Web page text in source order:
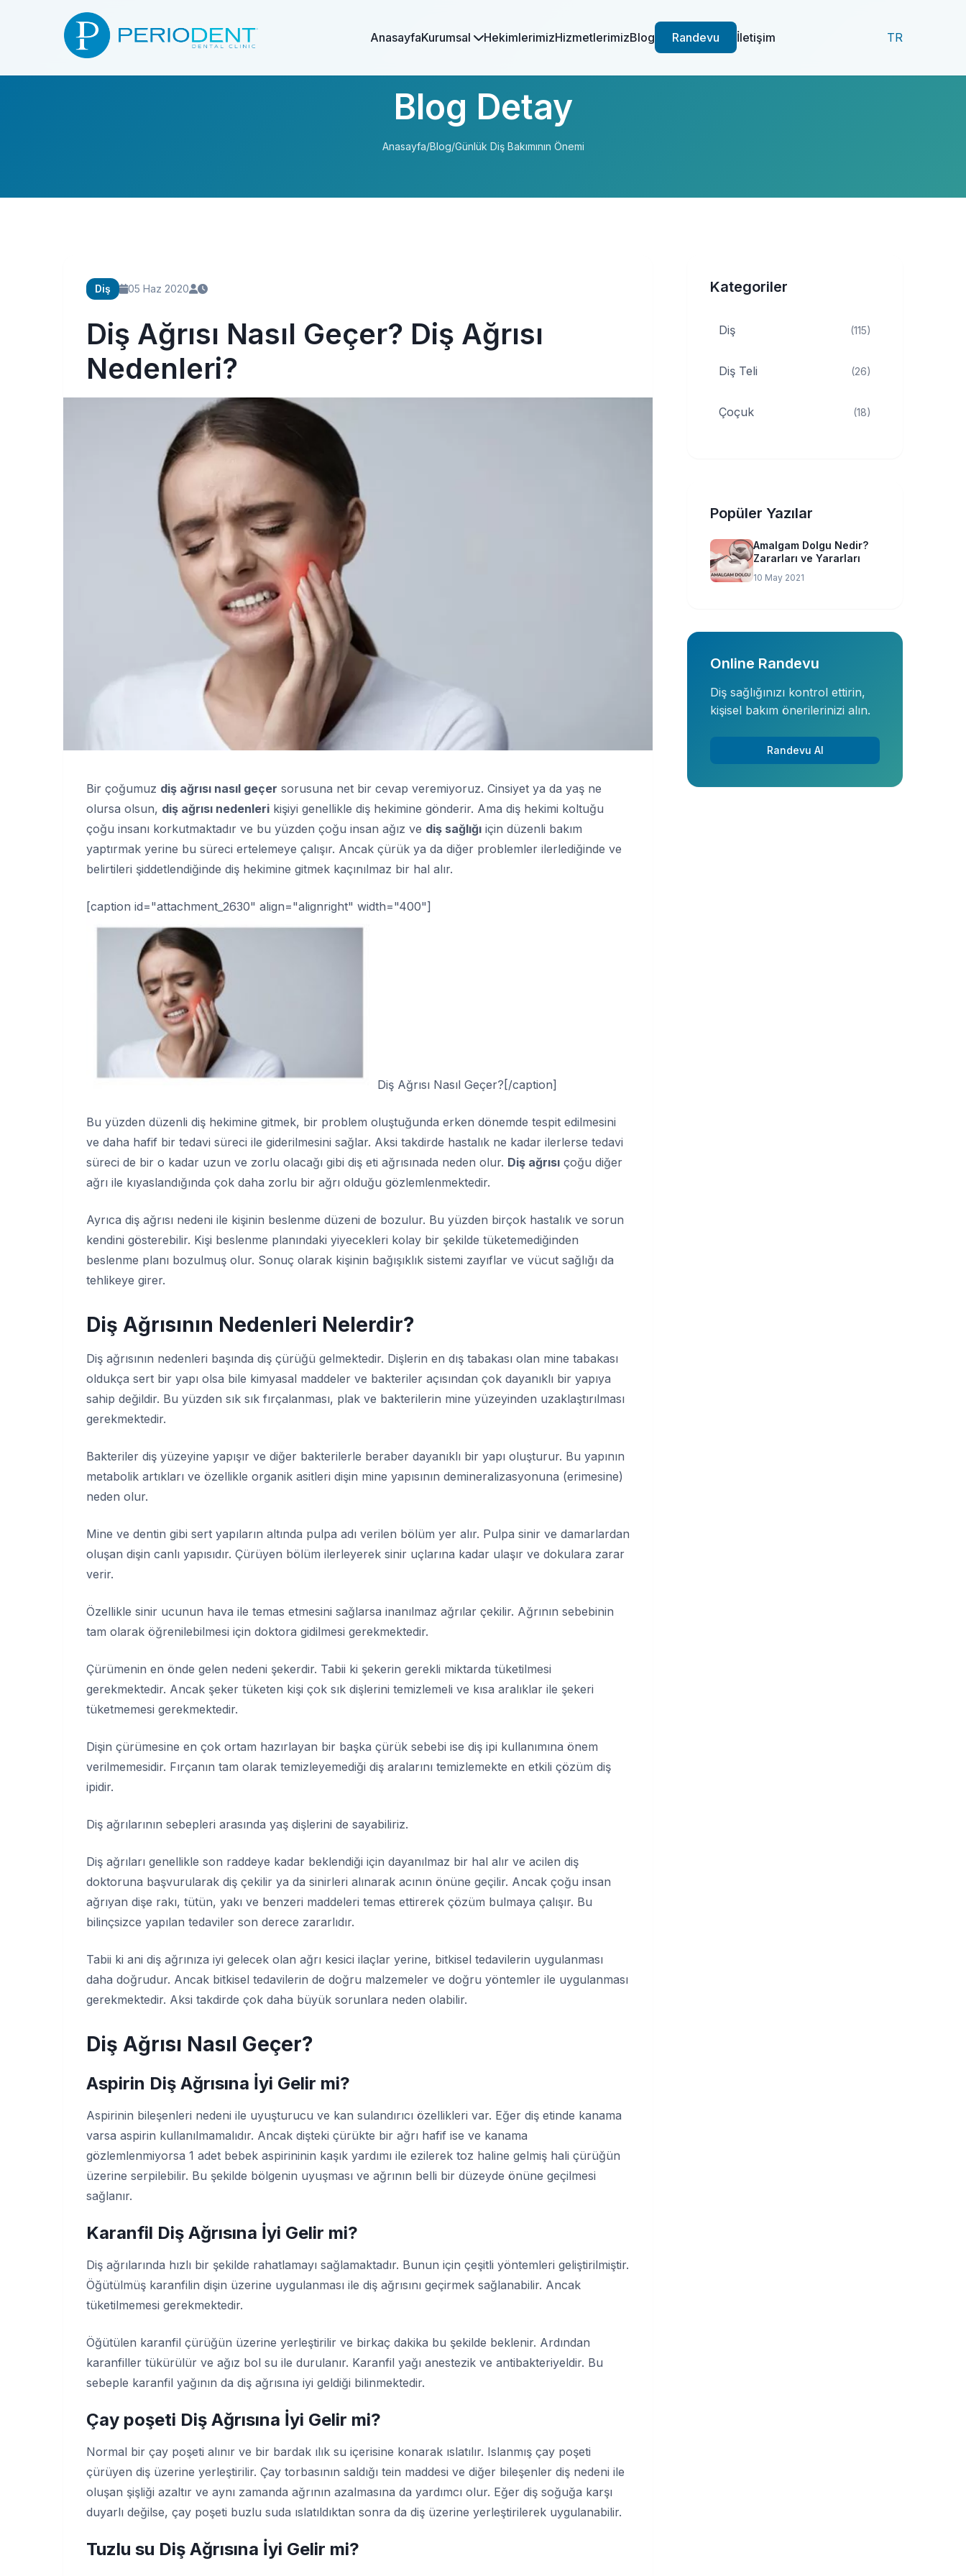
AnasayfaKurumsal HekimlerimizHizmetlerimizBlog Randevu İletişim TR
Blog Detay
Anasayfa/Blog/Günlük Diş Bakımının Önemi
Diş 05 Haz 2020
Diş Ağrısı Nasıl Geçer? Diş Ağrısı
Nedenleri?
Bir çoğumuz diş ağrısı nasıl geçer sorusuna net bir cevap veremiyoruz. Cinsiyet ya da yaş ne
olursa olsun, diş ağrısı nedenleri kişiyi genellikle diş hekimine gönderir. Ama diş hekimi koltuğu
çoğu insanı korkutmaktadır ve bu yüzden çoğu insan ağız ve diş sağlığı için düzenli bakım
yaptırmak yerine bu süreci ertelemeye çalışır. Ancak çürük ya da diğer problemler ilerlediğinde ve
belirtileri şiddetlendiğinde diş hekimine gitmek kaçınılmaz bir hal alır.
[caption id="attachment_2630" align="alignright" width="400"]
Diş Ağrısı Nasıl Geçer?[/caption]
Bu yüzden düzenli diş hekimine gitmek, bir problem oluştuğunda erken dönemde tespit edilmesini
ve daha hafif bir tedavi süreci ile giderilmesini sağlar. Aksi takdirde hastalık ne kadar ilerlerse tedavi
süreci de bir o kadar uzun ve zorlu olacağı gibi diş eti ağrısınada neden olur. Diş ağrısı çoğu diğer
ağrı ile kıyaslandığında çok daha zorlu bir ağrı olduğu gözlemlenmektedir.
Ayrıca diş ağrısı nedeni ile kişinin beslenme düzeni de bozulur. Bu yüzden birçok hastalık ve sorun
kendini gösterebilir. Kişi beslenme planındaki yiyecekleri kolay bir şekilde tüketemediğinden
beslenme planı bozulmuş olur. Sonuç olarak kişinin bağışıklık sistemi zayıflar ve vücut sağlığı da
tehlikeye girer.
Diş Ağrısının Nedenleri Nelerdir?
Diş ağrısının nedenleri başında diş çürüğü gelmektedir. Dişlerin en dış tabakası olan mine tabakası
oldukça sert bir yapı olsa bile kimyasal maddeler ve bakteriler açısından çok dayanıklı bir yapıya
sahip değildir. Bu yüzden sık sık fırçalanması, plak ve bakterilerin mine yüzeyinden uzaklaştırılması
gerekmektedir.
Bakteriler diş yüzeyine yapışır ve diğer bakterilerle beraber dayanıklı bir yapı oluşturur. Bu yapının
metabolik artıkları ve özellikle organik asitleri dişin mine yapısının demineralizasyonuna (erimesine)
neden olur.
Mine ve dentin gibi sert yapıların altında pulpa adı verilen bölüm yer alır. Pulpa sinir ve damarlardan
oluşan dişin canlı yapısıdır. Çürüyen bölüm ilerleyerek sinir uçlarına kadar ulaşır ve dokulara zarar
verir.
Özellikle sinir ucunun hava ile temas etmesini sağlarsa inanılmaz ağrılar çekilir. Ağrının sebebinin
tam olarak öğrenilebilmesi için doktora gidilmesi gerekmektedir.
Çürümenin en önde gelen nedeni şekerdir. Tabii ki şekerin gerekli miktarda tüketilmesi
gerekmektedir. Ancak şeker tüketen kişi çok sık dişlerini temizlemeli ve kısa aralıklar ile şekeri
tüketmemesi gerekmektedir.
Dişin çürümesine en çok ortam hazırlayan bir başka çürük sebebi ise diş ipi kullanımına önem
verilmemesidir. Fırçanın tam olarak temizleyemediği diş aralarını temizlemekte en etkili çözüm diş
ipidir.
Diş ağrılarının sebepleri arasında yaş dişlerini de sayabiliriz.
Diş ağrıları genellikle son raddeye kadar beklendiği için dayanılmaz bir hal alır ve acilen diş
doktoruna başvurularak diş çekilir ya da sinirleri alınarak acının önüne geçilir. Ancak çoğu insan
ağrıyan dişe rakı, tütün, yakı ve benzeri maddeleri temas ettirerek çözüm bulmaya çalışır. Bu
bilinçsizce yapılan tedaviler son derece zararlıdır.
Tabii ki ani diş ağrınıza iyi gelecek olan ağrı kesici ilaçlar yerine, bitkisel tedavilerin uygulanması
daha doğrudur. Ancak bitkisel tedavilerin de doğru malzemeler ve doğru yöntemler ile uygulanması
gerekmektedir. Aksi takdirde çok daha büyük sorunlara neden olabilir.
Diş Ağrısı Nasıl Geçer?
Aspirin Diş Ağrısına İyi Gelir mi?
Aspirinin bileşenleri nedeni ile uyuşturucu ve kan sulandırıcı özellikleri var. Eğer diş etinde kanama
varsa aspirin kullanılmamalıdır. Ancak dişteki çürükte bir ağrı hafif ise ve kanama
gözlemlenmiyorsa 1 adet bebek aspirininin kaşık yardımı ile ezilerek toz haline gelmiş hali çürüğün
üzerine serpilebilir. Bu şekilde bölgenin uyuşması ve ağrının belli bir düzeyde önüne geçilmesi
sağlanır.
Karanfil Diş Ağrısına İyi Gelir mi?
Diş ağrılarında hızlı bir şekilde rahatlamayı sağlamaktadır. Bunun için çeşitli yöntemleri geliştirilmiştir.
Öğütülmüş karanfilin dişin üzerine uygulanması ile diş ağrısını geçirmek sağlanabilir. Ancak
tüketilmemesi gerekmektedir.
Öğütülen karanfil çürüğün üzerine yerleştirilir ve birkaç dakika bu şekilde beklenir. Ardından
karanfiller tükürülür ve ağız bol su ile durulanır. Karanfil yağı anestezik ve antibakteriyeldir. Bu
sebeple karanfil yağının da diş ağrısına iyi geldiği bilinmektedir.
Çay poşeti Diş Ağrısına İyi Gelir mi?
Normal bir çay poşeti alınır ve bir bardak ılık su içerisine konarak ıslatılır. Islanmış çay poşeti
çürüyen diş üzerine yerleştirilir. Çay torbasının saldığı tein maddesi ve diğer bileşenler diş nedeni ile
oluşan şişliği azaltır ve aynı zamanda ağrının azalmasına da yardımcı olur. Eğer diş soğuğa karşı
duyarlı değilse, çay poşeti buzlu suda ıslatıldıktan sonra da diş üzerine yerleştirilerek uygulanabilir.
Tuzlu su Diş Ağrısına İyi Gelir mi?
Kategoriler
Diş (115)
Diş Teli (26)
Çoçuk (18)
Popüler Yazılar
Amalgam Dolgu Nedir?
Zararları ve Yararları
10 May 2021
Online Randevu
Diş sağlığınızı kontrol ettirin,
kişisel bakım önerilerinizi alın.
Randevu Al